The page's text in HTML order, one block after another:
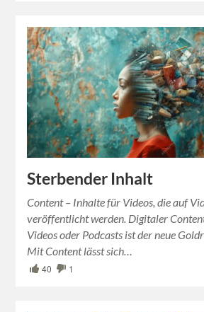
Sterbender Inhalt
Content – Inhalte für Videos, die auf
veröffentlicht werden. Digitaler
Videos oder Podcasts ist der neue
Mit Content lässt sich…
40 1